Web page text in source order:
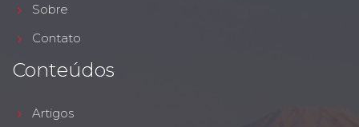
Sobre
Contato
Conteúdos
Artigos